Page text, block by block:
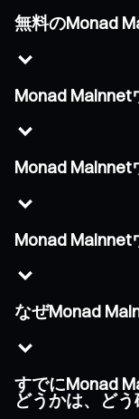
無料のMonad
Monad Mainnet
Monad Mainnet
Monad Mainnet
なぜMonad
すでにMonad
どうかは、ど